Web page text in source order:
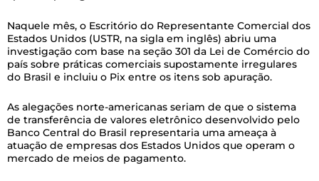
Naquele mês, o Escritório do Representante Comercial dos
Estados Unidos (USTR, na sigla em inglês) abriu uma
investigação com base na seção 301 da Lei de Comércio do
país sobre práticas comerciais supostamente irregulares
do Brasil e incluiu o Pix entre os itens sob apuração.
As alegações norte-americanas seriam de que o sistema
de transferência de valores eletrônico desenvolvido pelo
Banco Central do Brasil representaria uma ameaça à
atuação de empresas dos Estados Unidos que operam o
mercado de meios de pagamento.